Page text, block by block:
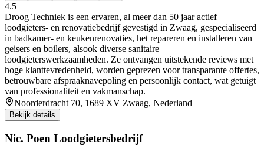
4.5
Droog Techniek is een ervaren, al meer dan 50 jaar actief
loodgieters- en renovatiebedrijf gevestigd in Zwaag, gespecialiseerd
in badkamer- en keukenrenovaties, het repareren en installeren van
geisers en boilers, alsook diverse sanitaire
loodgieterswerkzaamheden. Ze ontvangen uitstekende reviews met
hoge klanttevredenheid, worden geprezen voor transparante offertes,
betrouwbare afspraaknavepoling en persoonlijk contact, wat getuigt
van professionaliteit en vakmanschap.
Noorderdracht 70, 1689 XV Zwaag, Nederland
Bekijk details
Nic. Poen Loodgietersbedrijf